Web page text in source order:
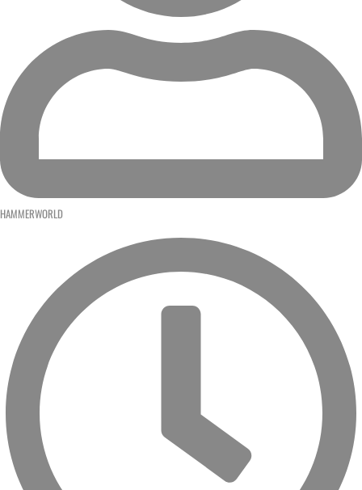
HAMMERWORLD